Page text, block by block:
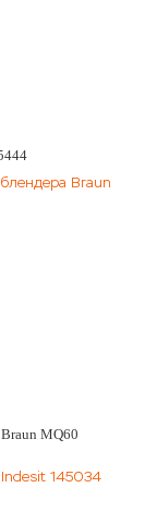
Braun MQ60